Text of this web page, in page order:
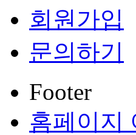
회원가입
문의하기
Footer
홈페이지